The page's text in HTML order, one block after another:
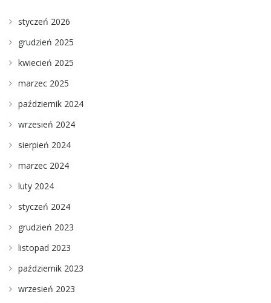
styczeń 2026
grudzień 2025
kwiecień 2025
marzec 2025
październik 2024
wrzesień 2024
sierpień 2024
marzec 2024
luty 2024
styczeń 2024
grudzień 2023
listopad 2023
październik 2023
wrzesień 2023